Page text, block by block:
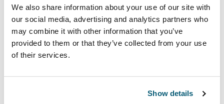
We also share information about your use of our site with
our social media, advertising and analytics partners who
may combine it with other information that you’ve
provided to them or that they’ve collected from your use
of their services.
Show details
Farbakzente verleihen dieser Laptop-Schutzhülle einen